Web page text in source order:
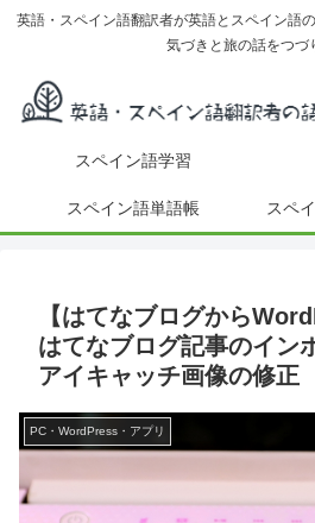
英語・スペイン語翻訳者が英語とスペイン語
気づきと旅の話をつづ
スペイン語学習
スペイン語単語帳
【はてなブログから
はてなブログ記事のイン
アイキャッチ画像の修正
PC・WordPress・アプリ